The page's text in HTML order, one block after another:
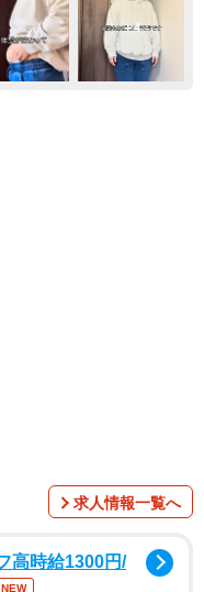
4
求人情報一覧へ
高時給1300円/
NEW